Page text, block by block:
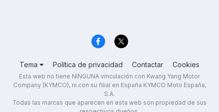
Tema Política de privacidad Contactar Cookies
Esta web no tiene NINGUNA vinculación con Kwang Yang Motor
Company (KYMCO), ni con su filial en España KYMCO Moto España,
S.A.
Todas las marcas que aparecen en esta web son propiedad de sus